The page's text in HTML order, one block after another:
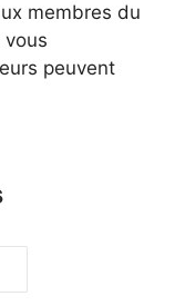
membres du
vous
peuvent